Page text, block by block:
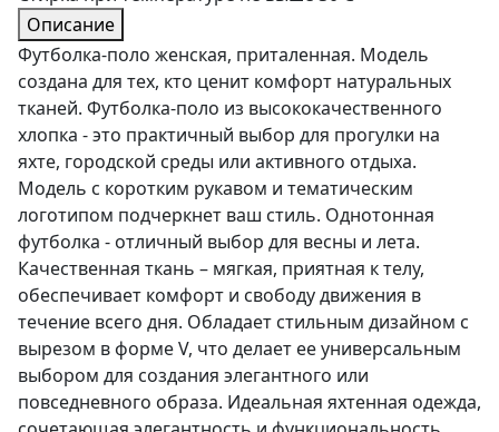
Описание
Футболка-поло женская, приталенная. Модель
создана для тех, кто ценит комфорт натуральных
тканей. Футболка-поло из высококачественного
хлопка - это практичный выбор для прогулки на
яхте, городской среды или активного отдыха.
Модель с коротким рукавом и тематическим
логотипом подчеркнет ваш стиль. Однотонная
футболка - отличный выбор для весны и лета.
Качественная ткань – мягкая, приятная к телу,
обеспечивает комфорт и свободу движения в
течение всего дня. Обладает стильным дизайном с
вырезом в форме V, что делает ее универсальным
выбором для создания элегантного или
повседневного образа. Идеальная яхтенная одежда,